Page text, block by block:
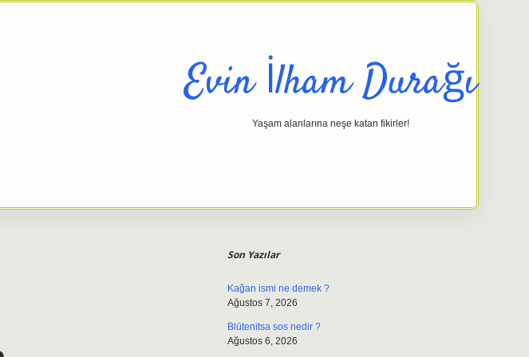
Evin İlham Durağı
Yaşam alanlarına neşe katan fikirler!
Son Yazılar
Kağan ismi ne demek ?
Ağustos 7, 2026
Blütenitsa sos nedir ?
Ağustos 6, 2026